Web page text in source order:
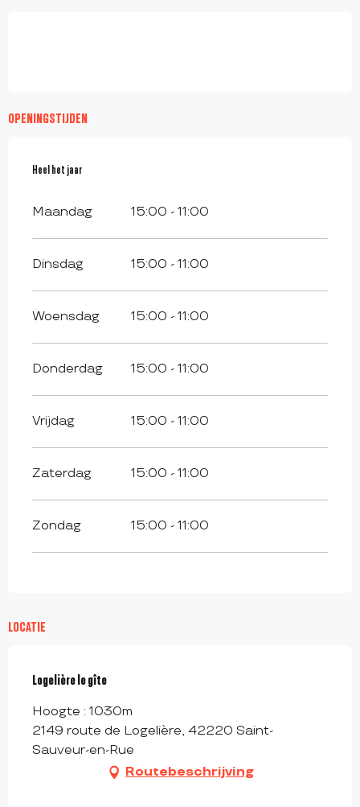
OPENINGSTIJDEN
Heel het jaar
Heel het jaar
Maandag 15:00 - 11:00
Dinsdag 15:00 - 11:00
Woensdag 15:00 - 11:00
Donderdag 15:00 - 11:00
Vrijdag 15:00 - 11:00
Zaterdag 15:00 - 11:00
Zondag 15:00 - 11:00
LOCATIE
Logelière le gîte
Hoogte : 1030m
2149 route de Logelière, 42220 Saint-
Sauveur-en-Rue
Routebeschrijving